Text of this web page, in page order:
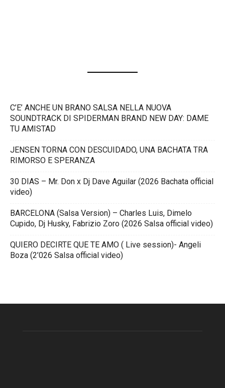
C’E’ ANCHE UN BRANO SALSA NELLA NUOVA
SOUNDTRACK DI SPIDERMAN BRAND NEW DAY: DAME
TU AMISTAD
JENSEN TORNA CON DESCUIDADO, UNA BACHATA TRA
RIMORSO E SPERANZA
30 DIAS – Mr. Don x Dj Dave Aguilar (2026 Bachata official
video)
BARCELONA (Salsa Version) – Charles Luis, Dimelo
Cupido, Dj Husky, Fabrizio Zoro (2026 Salsa official video)
QUIERO DECIRTE QUE TE AMO ( Live session)- Angeli
Boza (2’026 Salsa official video)